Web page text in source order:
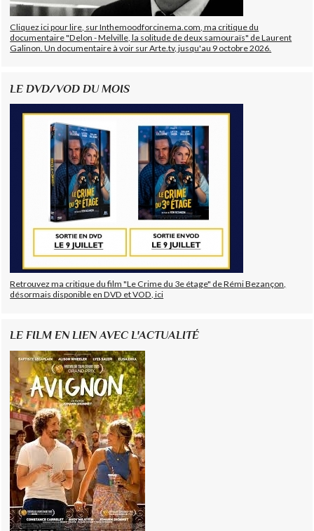
Cliquez ici pour lire, sur Inthemoodforcinema.com, ma critique du
documentaire "Delon - Melville, la solitude de deux samouraïs" de Laurent
Galinon. Un documentaire à voir sur Arte.tv, jusqu'au 9 octobre 2026.
LE DVD/VOD DU MOIS
Retrouvez ma critique du film "Le Crime du 3e étage" de Rémi Bezançon,
désormais disponible en DVD et VOD, ici
LE FILM EN LIEN AVEC L'ACTUALITÉ